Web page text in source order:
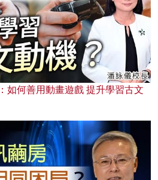
如何善用動畫遊戲 提升學習古文